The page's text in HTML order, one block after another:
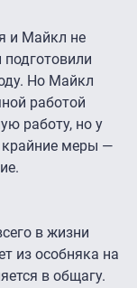
и Майкл не
Но Майкл
работой
работу, но у
крайние меры —
в жизни
из особняка на
в общагу.